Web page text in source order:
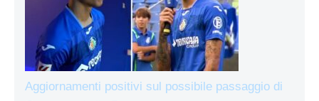
Aggiornamenti positivi sul possibile passaggio di